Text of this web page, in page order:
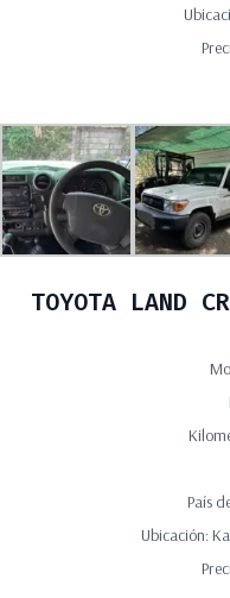
TOYOTA LAND
País
Ubicación: